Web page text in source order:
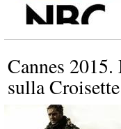
Cannes
sulla Croisette